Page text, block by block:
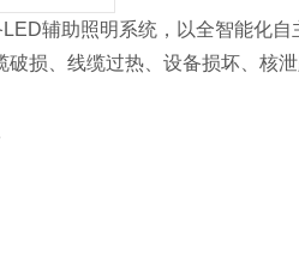
辅助照明系统，以全智能化自
损、线缆过热、设备损坏、核